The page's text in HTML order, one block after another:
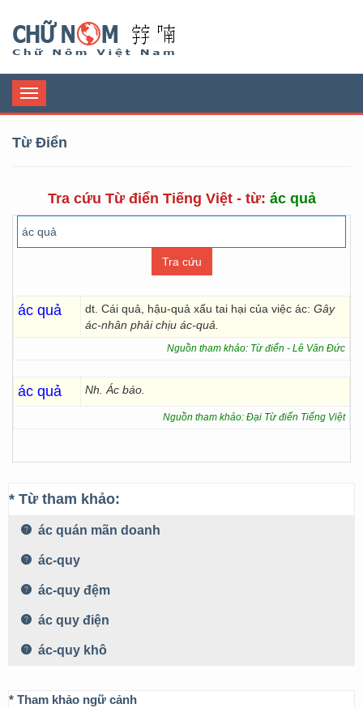
Toggle
navigation
Từ Điển
Tra cứu Từ điển Tiếng Việt - từ: ác quả
ác quả dt. Cái quả, hậu-quả xấu tai hại của việc ác: Gây
ác-nhân phải chịu ác-quả.
Nguồn tham khảo: Từ điển - Lê Văn Đức
ác quả Nh. Ác báo.
Nguồn tham khảo: Đại Từ điển Tiếng Việt
* Từ tham khảo:
ác quán mãn doanh
ác-quy
ác-quy đệm
ác quy điện
ác-quy khô
* Tham khảo ngữ cảnh